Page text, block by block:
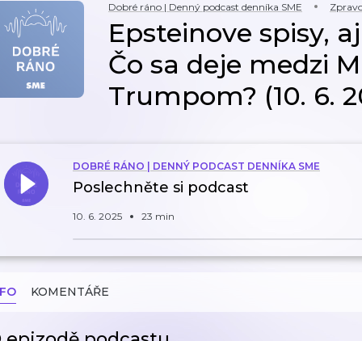
Dobré ráno | Denný podcast denníka SME
Epsteinove spisy,
Čo sa deje medzi
Trumpom? (10. 6.
DOBRÉ RÁNO | DENNÝ PODCAST DENNÍKA SME
Poslechněte si podcast
10. 6. 2025 23 min
KOMENTÁŘE